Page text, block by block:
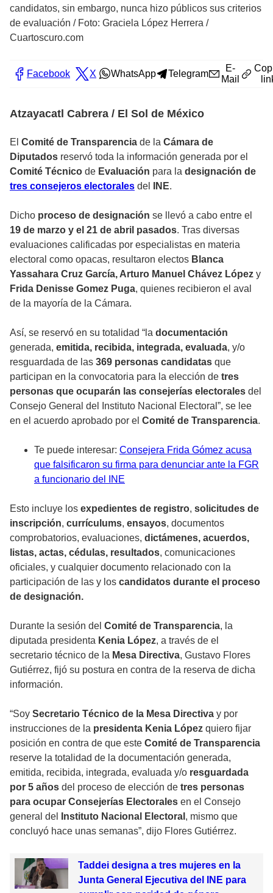
candidatos, sin embargo, nunca hizo públicos sus criterios
de evaluación / Foto: Graciela López Herrera /
Cuartoscuro.com
Facebook X WhatsApp Telegram
E-
Mail
Atzayacatl Cabrera / El Sol de México
El Comité de Transparencia de la Cámara de
Diputados reservó toda la información generada por el
Comité Técnico de Evaluación para la designación de
tres consejeros electorales del INE.
Dicho proceso de designación se llevó a cabo entre el
19 de marzo y el 21 de abril pasados. Tras diversas
evaluaciones calificadas por especialistas en materia
electoral como opacas, resultaron electos Blanca
Yassahara Cruz García, Arturo Manuel Chávez López y
Frida Denisse Gomez Puga, quienes recibieron el aval
de la mayoría de la Cámara.
Así, se reservó en su totalidad “la documentación
generada, emitida, recibida, integrada, evaluada, y/o
resguardada de las 369 personas candidatas que
participan en la convocatoria para la elección de tres
personas que ocuparán las consejerías electorales del
Consejo General del Instituto Nacional Electoral”, se lee
en el acuerdo aprobado por el Comité de Transparencia.
Te puede interesar: Consejera Frida Gómez acusa
que falsificaron su firma para denunciar ante la FGR
a funcionario del INE
Esto incluye los expedientes de registro, solicitudes de
inscripción, currículums, ensayos, documentos
comprobatorios, evaluaciones, dictámenes, acuerdos,
listas, actas, cédulas, resultados, comunicaciones
oficiales, y cualquier documento relacionado con la
participación de las y los candidatos durante el proceso
de designación.
Durante la sesión del Comité de Transparencia, la
diputada presidenta Kenia López, a través de el
secretario técnico de la Mesa Directiva, Gustavo Flores
Gutiérrez, fijó su postura en contra de la reserva de dicha
información.
“Soy Secretario Técnico de la Mesa Directiva y por
instrucciones de la presidenta Kenia López quiero fijar
posición en contra de que este Comité de Transparencia
reserve la totalidad de la documentación generada,
emitida, recibida, integrada, evaluada y/o resguardada
por 5 años del proceso de elección de tres personas
para ocupar Consejerías Electorales en el Consejo
general del
Instituto Nacional Electoral , mismo que
concluyó hace unas semanas”, dijo Flores Gutiérrez.
Taddei designa a tres mujeres en la
Junta General Ejecutiva del INE para